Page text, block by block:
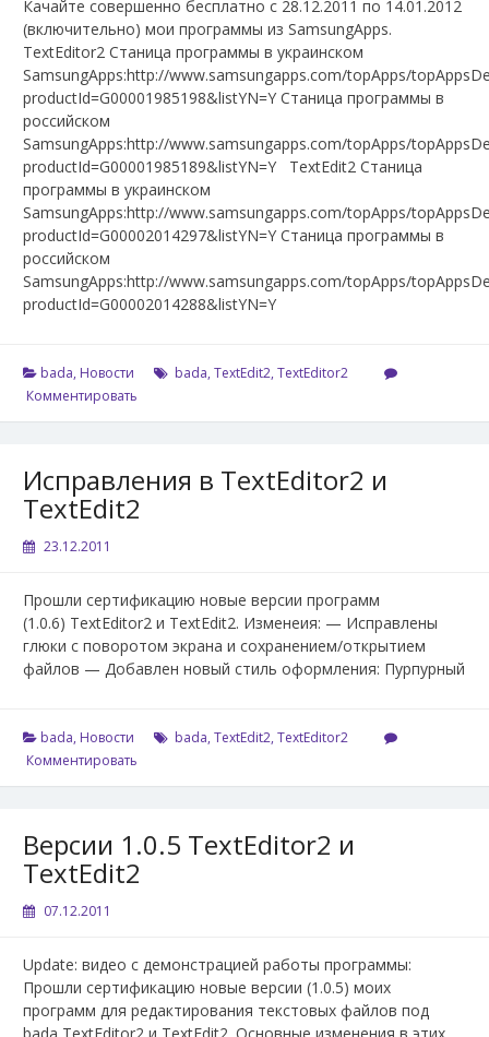
Качайте совершенно бесплатно с 28.12.2011 по 14.01.2012
(включительно) мои программы из SamsungApps.
TextEditor2 Станица программы в украинском
SamsungApps:http://www.samsungapps.com/topApps/
productId=G00001985198&listYN=Y Станица программы в
российском
SamsungApps:http://www.samsungapps.com/topApps/
productId=G00001985189&listYN=Y TextEdit2 Станица
программы в украинском
SamsungApps:http://www.samsungapps.com/topApps/
productId=G00002014297&listYN=Y Станица программы в
российском
SamsungApps:http://www.samsungapps.com/topApps/
productId=G00002014288&listYN=Y
bada, Новости bada, TextEdit2, TextEditor2
Комментировать
Исправления в TextEditor2 и
TextEdit2
23.12.2011
Прошли сертификацию новые версии программ
(1.0.6) TextEditor2 и TextEdit2. Изменеия: — Исправлены
глюки с поворотом экрана и сохранением/открытием
файлов — Добавлен новый стиль оформления: Пурпурный
bada, Новости bada, TextEdit2, TextEditor2
Комментировать
Версии 1.0.5 TextEditor2 и
TextEdit2
07.12.2011
Update: видео с демонстрацией работы программы:
Прошли сертификацию новые версии (1.0.5) моих
программ для редактирования текстовых файлов под
bada TextEditor2 и TextEdit2. Основные изменения в этих